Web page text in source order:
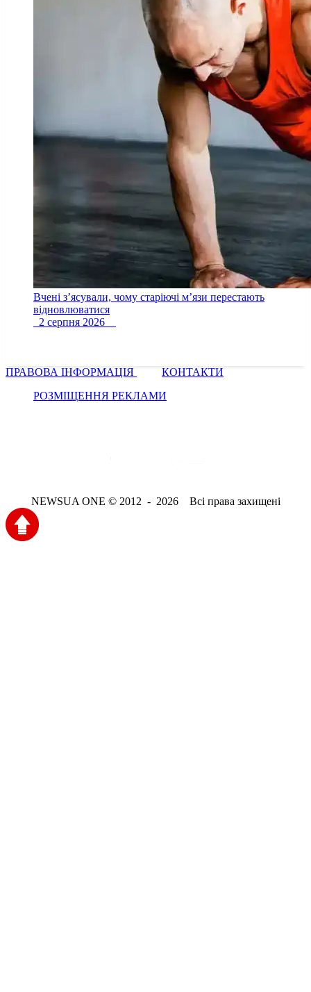
Вчені з’ясували, чому старіючі м’язи перестають
відновлюватися
2 серпня 2026
ПРАВОВА ІНФОРМАЦІЯ
КОНТАКТИ
РОЗМІЩЕННЯ РЕКЛАМИ
NEWSUA ONE © 2012 - 2026 Всі права захищені